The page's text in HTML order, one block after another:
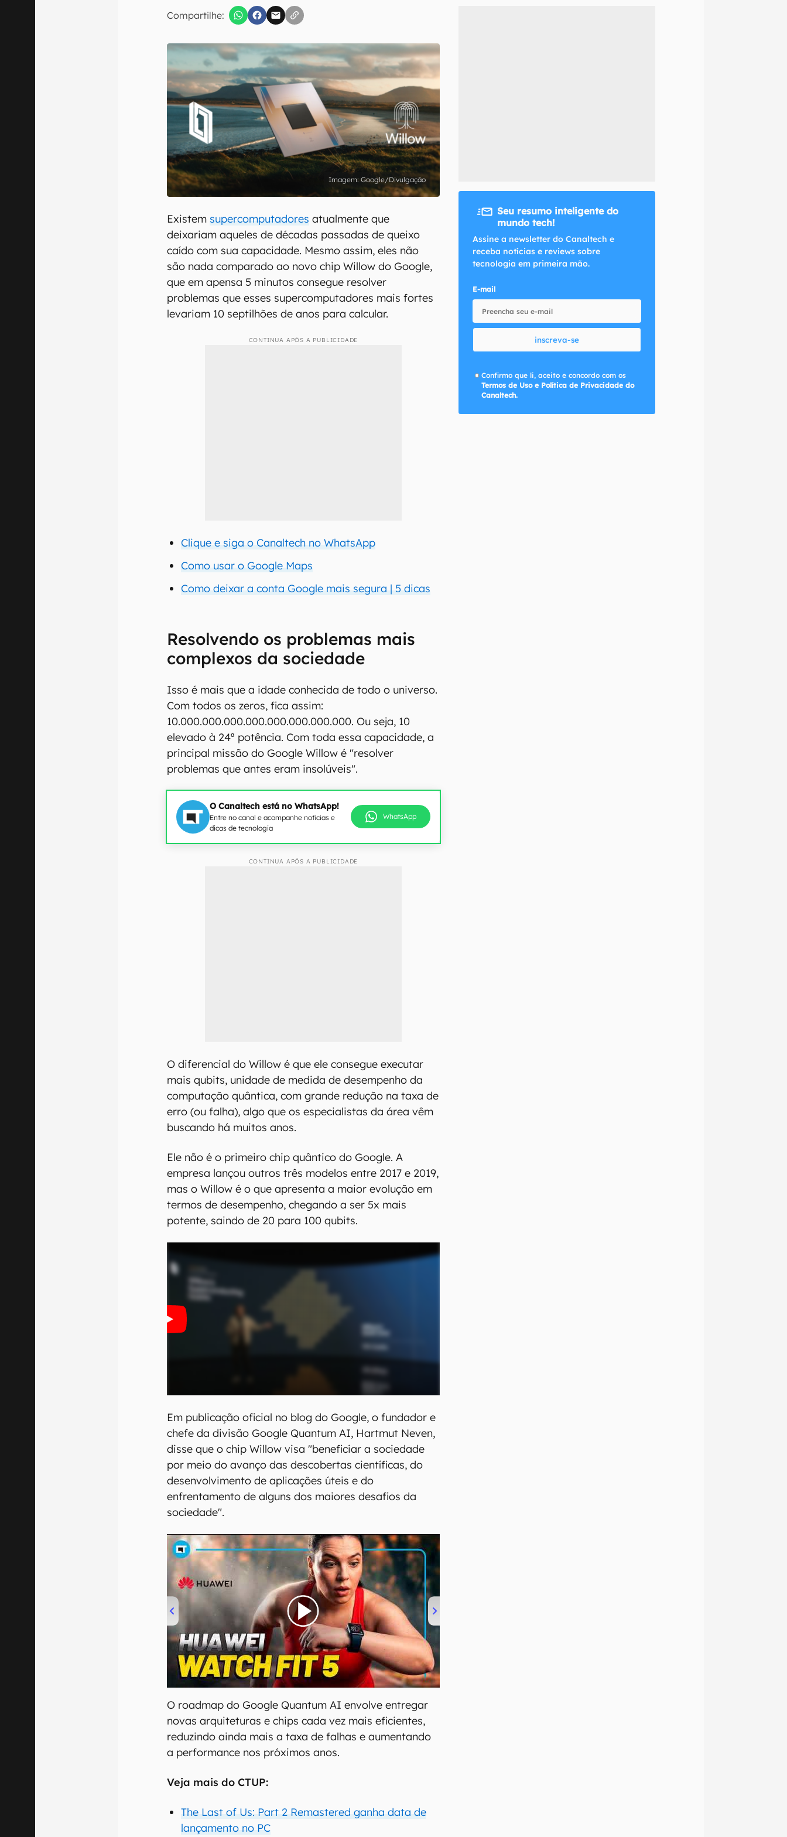
Compartilhe:
inscreva-se
Confirmo que li, aceito e concordo com os Termos de Uso e Política de Privacidade do Canaltech.
Google/Divulgação
Existemsupercomputadores atualmente que
deixariam aqueles de décadas passadas de queixo
caído com sua capacidade. Mesmo assim, eles não
são nada comparado ao novo chip Willow do Google,
que em apensa 5 minutos consegue resolver
problemas que esses supercomputadores mais fortes
levariam 10 septilhões de anos para calcular.
CONTINUA APÓS A PUBLICIDADE
Clique e siga o Canaltech no WhatsApp
Como usar o Google Maps
Como deixar a conta Google mais segura | 5 dicas
Resolvendo os problemas mais
complexos da sociedade
Isso é mais que a idade conhecida de todo o universo.
Com todos os zeros, fica assim:
10.000.000.000.000.000.000.000.000. Ou seja, 10
elevado à 24ª potência. Com toda essa capacidade, a
principal missão do Google Willow é "resolver
problemas que antes eram insolúveis".
O Canaltech está no WhatsApp!
Entre no canal e acompanhe notícias e
dicas de tecnologia
WhatsApp
CONTINUA APÓS A PUBLICIDADE
O diferencial do Willow é que ele consegue executar
mais qubits, unidade de medida de desempenho da
computação quântica, com grande redução na taxa de
erro (ou falha), algo que os especialistas da área vêm
buscando há muitos anos.
Ele não é o primeiro chip quântico do Google. A
empresa lançou outros três modelos entre 2017 e 2019,
mas o Willow é o que apresenta a maior evolução em
termos de desempenho, chegando a ser 5x mais
potente, saindo de 20 para 100 qubits.
Em publicação oficial no blog do Google, o fundador e
chefe da divisão Google Quantum AI, Hartmut Neven,
disse que o chip Willow visa "beneficiar a sociedade
por meio do avanço das descobertas científicas, do
desenvolvimento de aplicações úteis e do
enfrentamento de alguns dos maiores desafios da
sociedade".
00:00/04:51
O roadmap do Google Quantum AI envolve entregar
novas arquiteturas e chips cada vez mais eficientes,
reduzindo ainda mais a taxa de falhas e aumentando
a performance nos próximos anos.
Veja mais do CTUP:
The Last of Us: Part 2 Remastered ganha data de
lançamento no PC
Seu resumo inteligente do
mundo tech!
Assine a newsletter do Canaltech e
receba notícias e reviews sobre
tecnologia em primeira mão.
E-mail
inscreva-se
Confirmo que li, aceito e concordo com os
Termos de Uso e Política de Privacidade do
Canaltech.